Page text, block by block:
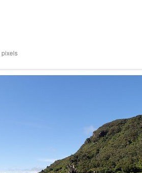
pixels